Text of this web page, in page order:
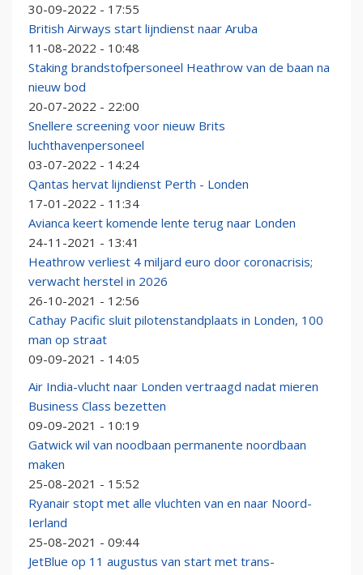
30-09-2022 - 17:55
British Airways start lijndienst naar Aruba
11-08-2022 - 10:48
Staking brandstofpersoneel Heathrow van de baan na
nieuw bod
20-07-2022 - 22:00
Snellere screening voor nieuw Brits
luchthavenpersoneel
03-07-2022 - 14:24
Qantas hervat lijndienst Perth - Londen
17-01-2022 - 11:34
Avianca keert komende lente terug naar Londen
24-11-2021 - 13:41
Heathrow verliest 4 miljard euro door coronacrisis;
verwacht herstel in 2026
26-10-2021 - 12:56
Cathay Pacific sluit pilotenstandplaats in Londen, 100
man op straat
09-09-2021 - 14:05
Air India-vlucht naar Londen vertraagd nadat mieren
Business Class bezetten
09-09-2021 - 10:19
Gatwick wil van noodbaan permanente noordbaan
maken
25-08-2021 - 15:52
Ryanair stopt met alle vluchten van en naar Noord-
Ierland
25-08-2021 - 09:44
JetBlue op 11 augustus van start met trans-